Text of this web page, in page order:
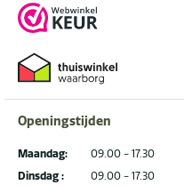
Openingstijden
Maandag:
Dinsdag :
09.00 - 17.30
09.00 - 17.30